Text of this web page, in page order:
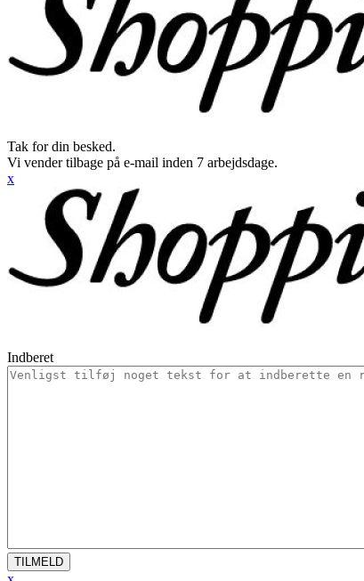
Tak for din besked.
Vi vender tilbage på e-mail inden 7 arbejdsdage.
x
Indberet
TILMELD